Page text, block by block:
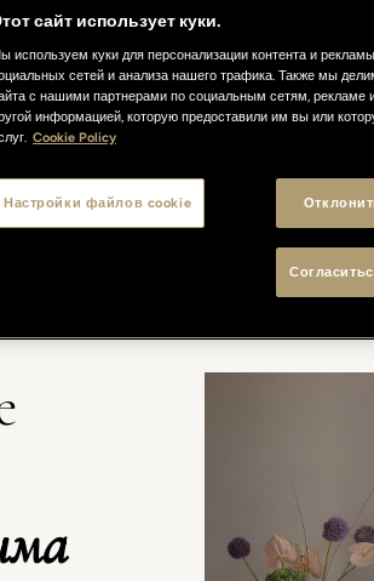
сайт использует куки.
используем куки для персонализации контента и
сетей и анализа нашего трафика. Также мы
с нашими партнерами по социальным сетям, рекламе
информацией, которую предоставили им вы или
Cookie Policy
Настройки файлов cookie